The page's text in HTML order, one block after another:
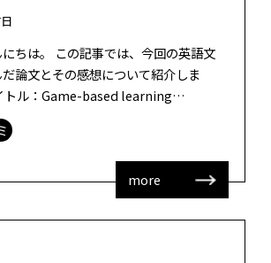
ちは。 この記事では、今回の英語文
論文とその感想について紹介しま
トル：Game-based learning
supporting adolescen […]
more